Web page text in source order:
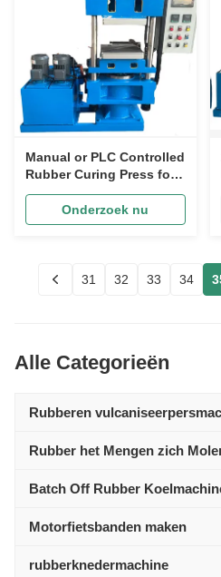
Manual or PLC Controlled
Rubber Curing Press for
Versatile Production
NeedsOnderzoek nu
31 32 33 34
Alle Categorieën
Rubberen
Rubber het Mengen zich
Batch Off Rubber
Motorfietsbanden maken
rubberknedermachine